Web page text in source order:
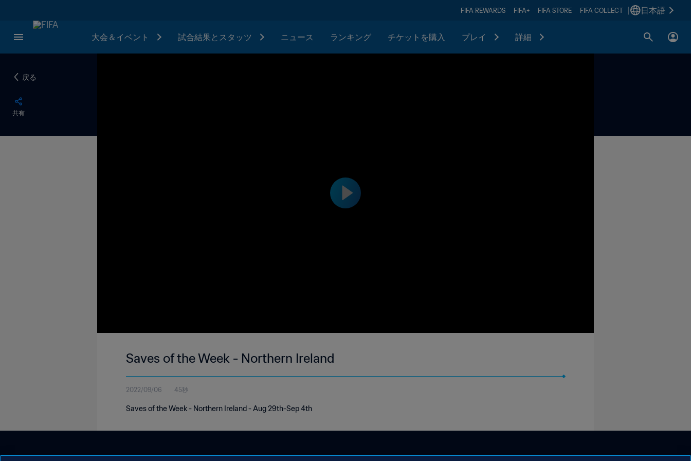
FIFA REWARDS FIFA+ FIFA STORE FIFA COLLECT 日本語
大会＆イベント 試合結果とスタッツ ニュース ランキング チケットを購入 プレイ 詳細
戻る
共有
Saves of the Week - Northern Ireland
2022/09/06 45秒
Saves of the Week - Northern Ireland - Aug 29th-Sep 4th